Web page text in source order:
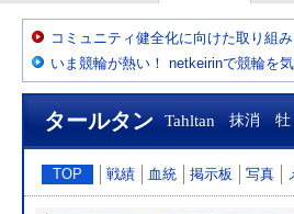
コミュニティ健全化に向けた取り組
いま競輪が熱い！ netkeirinで競輪を
タールタン Tahltan 抹消
TOP 戦績 血統 掲示板 写真